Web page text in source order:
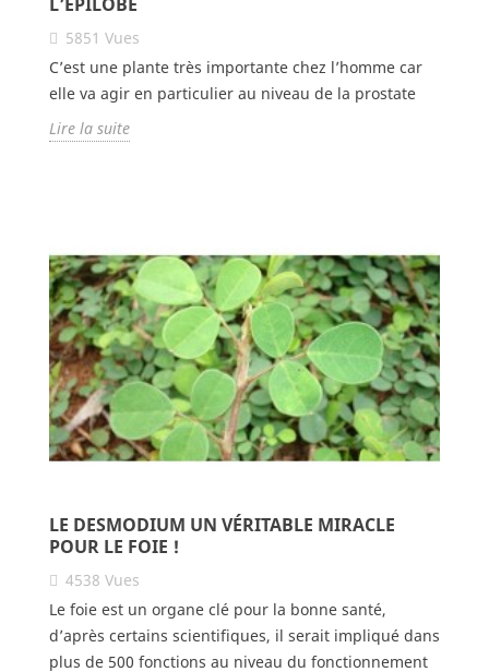
5851 Vues
C’est une plante très importante chez l’homme car
elle va agir en particulier au niveau de la prostate
Lire la suite
LE DESMODIUM UN VÉRITABLE MIRACLE
POUR LE FOIE !
4538 Vues
Le foie est un organe clé pour la bonne santé,
d’après certains scientifiques, il serait impliqué dans
plus de 500 fonctions au niveau du fonctionnement